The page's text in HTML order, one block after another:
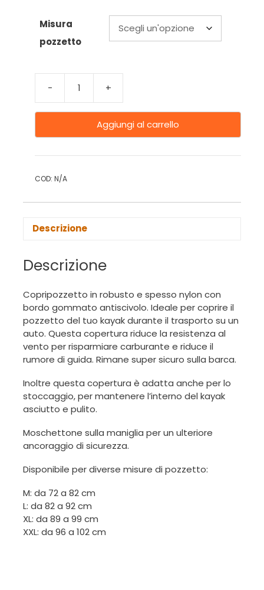
Misura
pozzetto
- +
Aggiungi al carrello
COD: N/A
Descrizione
Descrizione
Copripozzetto in robusto e spesso nylon con
bordo gommato antiscivolo. Ideale per coprire il
pozzetto del tuo kayak durante il trasporto su un
auto. Questa copertura riduce la resistenza al
vento per risparmiare carburante e riduce il
rumore di guida. Rimane super sicuro sulla barca.
Inoltre questa copertura è adatta anche per lo
stoccaggio, per mantenere l’interno del kayak
asciutto e pulito.
Moschettone sulla maniglia per un ulteriore
ancoraggio di sicurezza.
Disponibile per diverse misure di pozzetto:
M: da 72 a 82 cm
L: da 82 a 92 cm
XL: da 89 a 99 cm
XXL: da 96 a 102 cm